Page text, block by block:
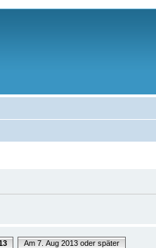
Am 7. Aug 2013 oder später